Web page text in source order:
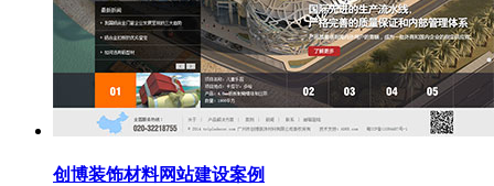
创博装饰材料网站建设案例